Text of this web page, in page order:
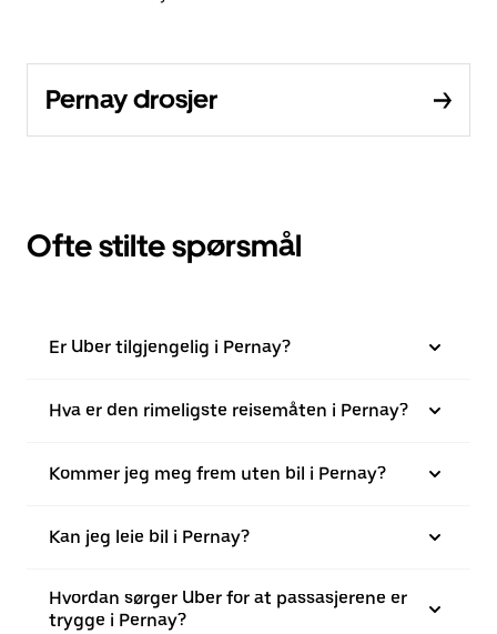
Pernay drosjer
Ofte stilte spørsmål
Er Uber tilgjengelig i Pernay?
Hva er den rimeligste reisemåten i Pernay?
Kommer jeg meg frem uten bil i Pernay?
Kan jeg leie bil i Pernay?
Hvordan sørger Uber for at passasjerene er
trygge i Pernay?